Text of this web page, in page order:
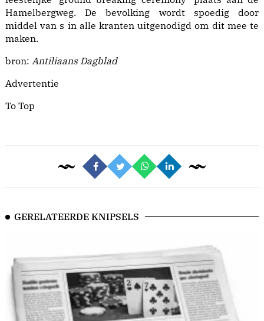
Hamelbergweg. De bevolking wordt spoedig door
middel van s in alle kranten uitgenodigd om dit mee te
maken.
bron: Antiliaans Dagblad
Advertentie
To Top
GERELATEERDE KNIPSELS